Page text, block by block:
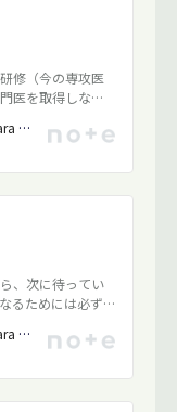
修（今の専攻医
医を取得しなけ
言われました。
藤原廉(ふじわら れん)・Ren Fujiwara / 脳神経外科医・Neurosurgeon
、次に待ってい
るためには必ず
る2年間の研修で
だけでなく、医
るための期間で
イン－2020 年度
以上の専門医を目
藤原廉(ふじわら れん)・Ren Fujiwara / 脳神経外科医・Neurosurgeon